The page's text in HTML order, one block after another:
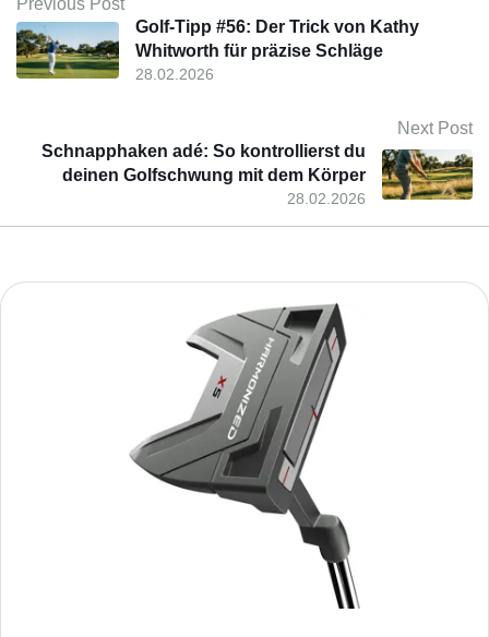
Previous Post
28.02.2026
Golf-Tipp #56: Der Trick von Kathy
Whitworth für präzise Schläge
Next Post
28.02.2026
Schnapphaken adé: So kontrollierst du
deinen Golfschwung mit dem Körper